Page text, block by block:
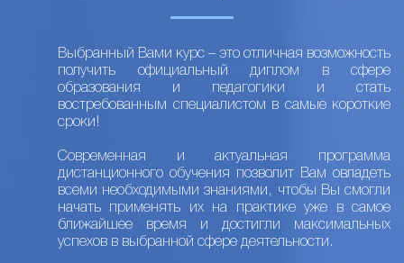
Выбранный Вами курс – это отличная возможность
получить официальный диплом в сфере
образования и педагогики и стать
востребованным специалистом в самые короткие
сроки!
Современная и актуальная программа
дистанционного обучения позволит Вам овладеть
всеми необходимыми знаниями, чтобы Вы смогли
начать применять их на практике уже в самое
ближайшее время и достигли максимальных
успехов в выбранной сфере деятельности.